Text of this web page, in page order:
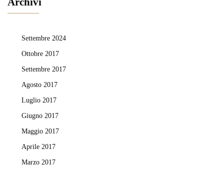
Settembre 2024
Ottobre 2017
Settembre 2017
Agosto 2017
Luglio 2017
Giugno 2017
Maggio 2017
Aprile 2017
Marzo 2017